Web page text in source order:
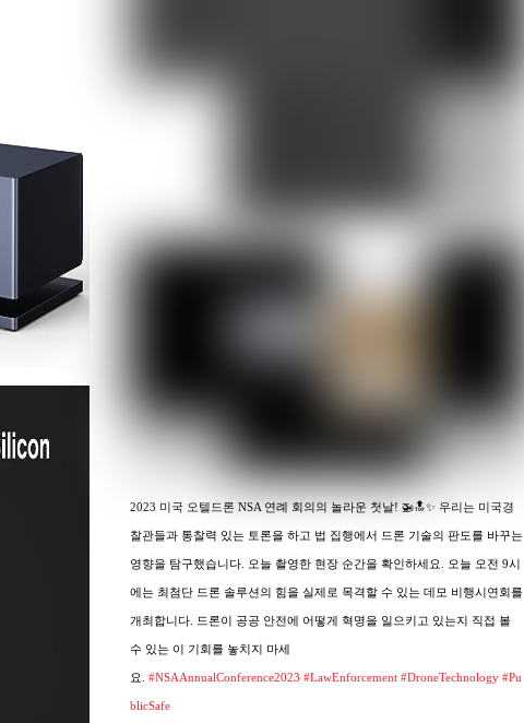
2023 미국 오텔드론 NSA 연례 회의의 놀라운 첫날! 🚁🔝✨ 우리는 미국경
찰관들과 통찰력 있는 토론을 하고 법 집행에서 드론 기술의 판도를 바꾸는
영향을 탐구했습니다. 오늘 촬영한 현장 순간을 확인하세요. 오늘 오전 9시
에는 최첨단 드론 솔루션의 힘을 실제로 목격할 수 있는 데모 비행시연회를
개최합니다. 드론이 공공 안전에 어떻게 혁명을 일으키고 있는지 직접 볼
수 있는 이 기회를 놓치지 마세
요.#NSAAnnualConference2023 #LawEnforcement #DroneTechnology #Pu
blicSafe